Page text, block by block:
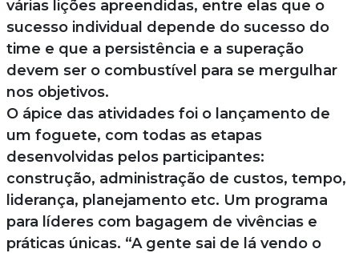
várias lições apreendidas, entre elas que o
sucesso individual depende do sucesso do
time e que a persistência e a superação
devem ser o combustível para se mergulhar
nos objetivos.
O ápice das atividades foi o lançamento de
um foguete, com todas as etapas
desenvolvidas pelos participantes:
construção, administração de custos, tempo,
liderança, planejamento etc. Um programa
para líderes com bagagem de vivências e
práticas únicas. “A gente sai de lá vendo o